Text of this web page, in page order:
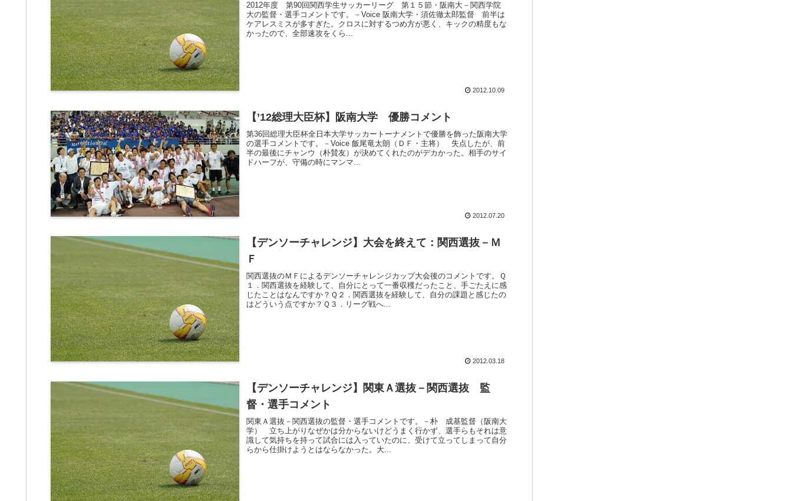
2012年度 第90回関西学生サッカーリーグ 第１５節・阪南大－関西学院
大の監督・選手コメントです。－Voice 阪南大学・須佐徹太郎監督 前半は
ケアレスミスが多すぎた。クロスに対するつめ方が悪く、キックの精度もな
かったので、全部速攻をくら...
2012.10.09
【’12総理大臣杯】阪南大学 優勝コメント
第36回総理大臣杯全日本大学サッカートーナメントで優勝を飾った阪南大学
の選手コメントです。－Voice 飯尾竜太朗（ＤＦ・主将） 失点したが、前
半の最後にチャンウ（朴賛友）が決めてくれたのがデカかった。相手のサイ
ドハーフが、守備の時にマンマ...
2012.07.20
【デンソーチャレンジ】大会を終えて：関西選抜－Ｍ
Ｆ
関西選抜のＭＦによるデンソーチャレンジカップ大会後のコメントです。Ｑ
１．関西選抜を経験して、自分にとって一番収穫だったこと、手ごたえに感
じたことはなんですか？Ｑ２．関西選抜を経験して、自分の課題と感じたの
はどういう点ですか？Ｑ３．リーグ戦へ...
2012.03.18
【デンソーチャレンジ】関東Ａ選抜－関西選抜 監
督・選手コメント
関東Ａ選抜－関西選抜の監督・選手コメントです。－朴 成基監督（阪南大
学） 立ち上がりなぜかは分からないけどうまく行かず、選手らもそれは意
識して気持ちを持って試合には入っていたのに、受けて立ってしまって自分
らから仕掛けようとはならなかった。大...